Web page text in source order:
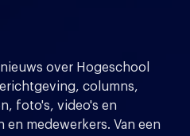
over Hogeschool
columns,
foto's, video's en
medewerkers. Van een